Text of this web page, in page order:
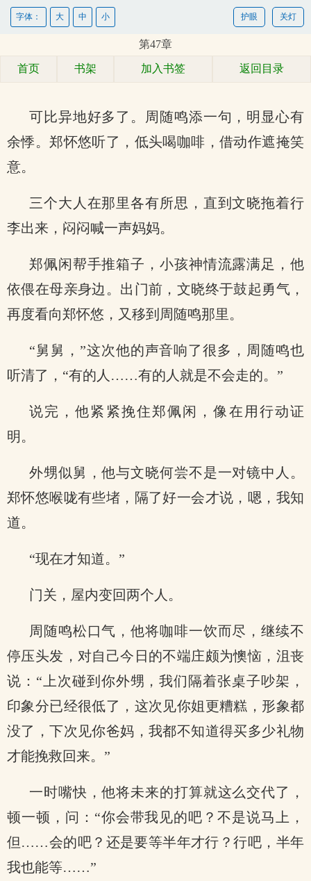
关灯
护眼
字体： 大 中 小
第47章
首页 书架 加入书签 返回目录
可比异地好多了。周随鸣添一句，明显心有
余悸。郑怀悠听了，低头喝咖啡，借动作遮掩笑
意。
三个大人在那里各有所思，直到文晓拖着行
李出来，闷闷喊一声妈妈。
郑佩闲帮手推箱子，小孩神情流露满足，他
依偎在母亲身边。出门前，文晓终于鼓起勇气，
再度看向郑怀悠，又移到周随鸣那里。
“舅舅，”这次他的声音响了很多，周随鸣也
听清了，“有的人……有的人就是不会走的。”
说完，他紧紧挽住郑佩闲，像在用行动证
明。
外甥似舅，他与文晓何尝不是一对镜中人。
郑怀悠喉咙有些堵，隔了好一会才说，嗯，我知
道。
“现在才知道。”
门关，屋内变回两个人。
周随鸣松口气，他将咖啡一饮而尽，继续不
停压头发，对自己今日的不端庄颇为懊恼，沮丧
说：“上次碰到你外甥，我们隔着张桌子吵架，
印象分已经很低了，这次见你姐更糟糕，形象都
没了，下次见你爸妈，我都不知道得买多少礼物
才能挽救回来。”
一时嘴快，他将未来的打算就这么交代了，
顿一顿，问：“你会带我见的吧？不是说马上，
但……会的吧？还是要等半年才行？行吧，半年
我也能等……”